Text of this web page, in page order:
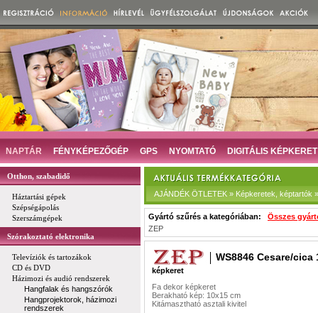
NAPTÁR FÉNYKÉPEZŐGÉP GPS NYOMTATÓ DIGITÁLIS KÉPKERET
Otthon, szabadidő
Háztartási gépek
Szépségápolás
Szerszámgépek
Szórakoztató elektronika
Televíziók és tartozákok
CD és DVD
Házimozi és audió rendszerek
Hangfalak és hangszórók
Hangprojektorok, házimozi
rendszerek
AJÁNDÉK ÖTLETEK » Képkeretek, képtartók
Gyártó szűrés a kategóriában: Összes
ZEP
WS8846 Cesare/cica
képkeret
Fa dekor képkeret
Berakható kép: 10x15 cm
Kitámasztható asztali kivitel